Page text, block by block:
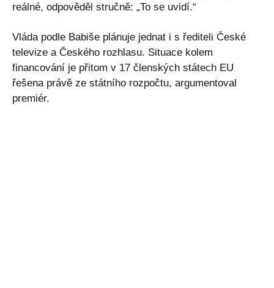
reálné, odpověděl stručně: „To se uvidí.“
Vláda podle Babiše plánuje jednat i s řediteli České
televize a Českého rozhlasu. Situace kolem
financování je přitom v 17 členských státech EU
řešena právě ze státního rozpočtu, argumentoval
premiér.